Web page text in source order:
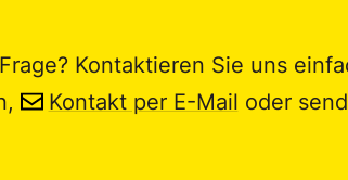
Kontaktieren Sie uns
Kontakt per E-Mail oder